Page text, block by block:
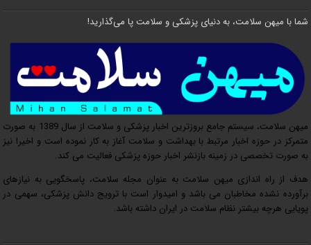
شما با میهن سلامت، به دنیای پزشکی و سلامت پا می‌گذارید!
میهن سلامت، سیستم جامع بروزترین اخبار پزشکی و سلامت از سال 1389 به صورت
متمرکز در حوزه اخبار مرتبط با بهداشت و سلامت آغاز به کار نموده است و اخیرا نیز
به صورت تخصصی در زمینه بازنشر اخبار حوزه پزشکی فعالیت می کند.
هدف از راه اندازی میهن سلامت به عنوان مجله سلامت، پاسخگویی به نیازهای
برآورده نشده مخاطبان می باشد و امیدوار است با ترویج دانش پزشکی، سهمی در
پویایی هرچه بیشتر نظام سلامت در ایران داشته باشد.